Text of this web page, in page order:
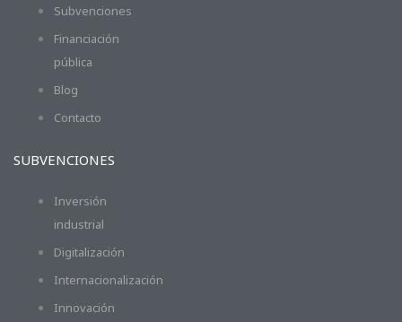
Subvenciones
Financiación
pública
Blog
Contacto
SUBVENCIONES
Inversión
industrial
Digitalización
Internacionalización
Innovación